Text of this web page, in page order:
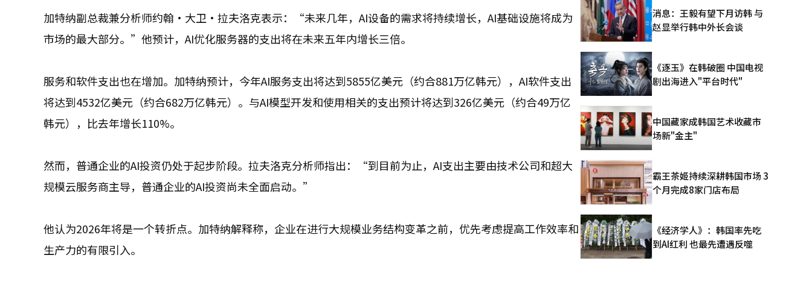
加特纳副总裁兼分析师约翰·大卫·拉夫洛克表示：“未来几年，AI设备的需求将持续增长，AI基础设施将成为
市场的最大部分。”他预计，AI优化服务器的支出将在未来五年内增长三倍。
服务和软件支出也在增加。加特纳预计，今年AI服务支出将达到5855亿美元（约合881万亿韩元），AI软件支出
将达到4532亿美元（约合682万亿韩元）。与AI模型开发和使用相关的支出预计将达到326亿美元（约合49万亿
韩元），比去年增长110%。
然而，普通企业的AI投资仍处于起步阶段。拉夫洛克分析师指出：“到目前为止，AI支出主要由技术公司和超大
规模云服务商主导，普通企业的AI投资尚未全面启动。”
他认为2026年将是一个转折点。加特纳解释称，企业在进行大规模业务结构变革之前，优先考虑提高工作效率和
生产力的有限引入。
消息：王毅有望下月访韩 与
赵显举行韩中外长会谈
《逐玉》在韩破圈 中国电视
剧出海进入"平台时代"
中国藏家成韩国艺术收藏市
场新"金主"
霸王茶姬持续深耕韩国市场 3
个月完成8家门店布局
《经济学人》：韩国率先吃
到AI红利 也最先遭遇反噬